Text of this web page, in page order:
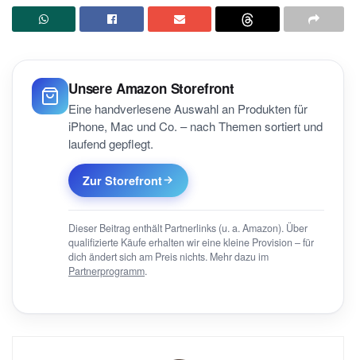
Unsere Amazon Storefront
Eine handverlesene Auswahl an Produkten für
iPhone, Mac und Co. – nach Themen sortiert und
laufend gepflegt.
Zur Storefront
Dieser Beitrag enthält Partnerlinks (u. a. Amazon). Über
qualifizierte Käufe erhalten wir eine kleine Provision – für
dich ändert sich am Preis nichts. Mehr dazu im
Partnerprogramm.